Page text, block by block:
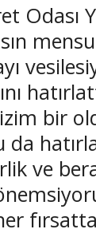
Odası
bir
ve